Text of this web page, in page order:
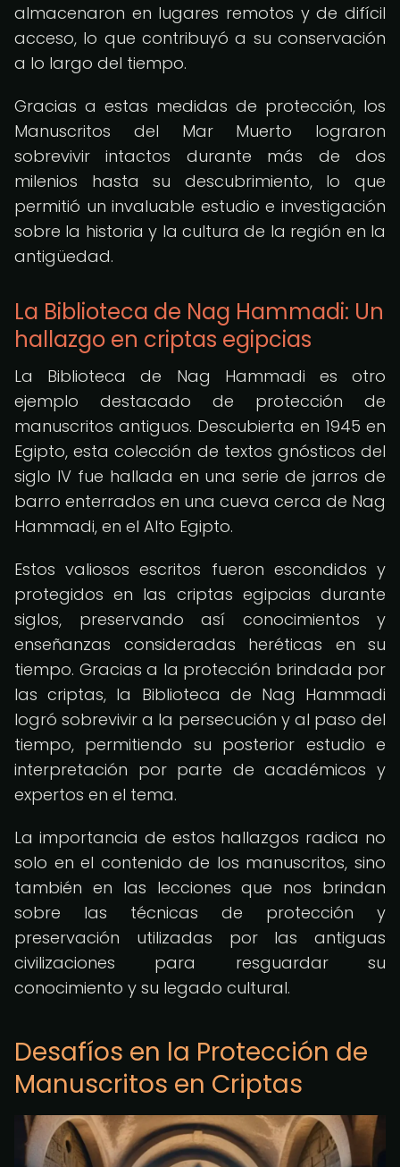
almacenaron en lugares remotos y de difícil
acceso, lo que contribuyó a su conservación
a lo largo del tiempo.
Gracias a estas medidas de protección, los
Manuscritos del Mar Muerto lograron
sobrevivir intactos durante más de dos
milenios hasta su descubrimiento, lo que
permitió un invaluable estudio e investigación
sobre la historia y la cultura de la región en la
antigüedad.
La Biblioteca de Nag Hammadi: Un
hallazgo en criptas egipcias
La Biblioteca de Nag Hammadi es otro
ejemplo destacado de protección de
manuscritos antiguos. Descubierta en 1945 en
Egipto, esta colección de textos gnósticos del
siglo IV fue hallada en una serie de jarros de
barro enterrados en una cueva cerca de Nag
Hammadi, en el Alto Egipto.
Estos valiosos escritos fueron escondidos y
protegidos en las criptas egipcias durante
siglos, preservando así conocimientos y
enseñanzas consideradas heréticas en su
tiempo. Gracias a la protección brindada por
las criptas, la Biblioteca de Nag Hammadi
logró sobrevivir a la persecución y al paso del
tiempo, permitiendo su posterior estudio e
interpretación por parte de académicos y
expertos en el tema.
La importancia de estos hallazgos radica no
solo en el contenido de los manuscritos, sino
también en las lecciones que nos brindan
sobre las técnicas de protección y
preservación utilizadas por las antiguas
civilizaciones para resguardar su
conocimiento y su legado cultural.
Desafíos en la Protección de
Manuscritos en Criptas